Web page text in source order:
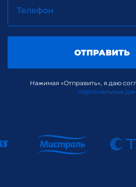
Телефон
ОТПРАВИТЬ
Нажимая «Отправить», я даю
персональных